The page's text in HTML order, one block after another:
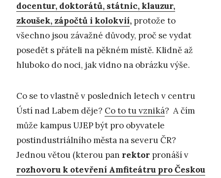
docentur, doktorátů, státnic, klauzur,
zkoušek, zápočtů i kolokvií, protože to
všechno jsou závažné důvody, proč se vydat
posedět s přáteli na pěkném místě. Klidně až
hluboko do noci, jak vidno na obrázku výše.
Co se to vlastně v posledních letech v centru
Ústí nad Labem děje? Co to tu vzniká? A čím
může kampus UJEP být pro obyvatele
postindustriálního města na severu ČR?
Jednou větou (kterou pan rektor pronáší v
rozhovoru k otevření Amfiteátru pro Českou